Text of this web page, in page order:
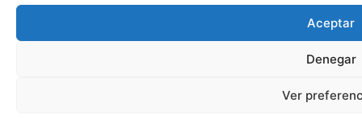
Aceptar
Denegar
Ver